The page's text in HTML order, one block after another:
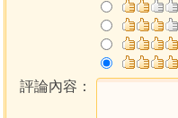
評論內容：